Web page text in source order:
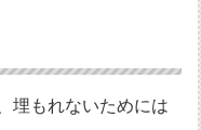
埋もれないためには